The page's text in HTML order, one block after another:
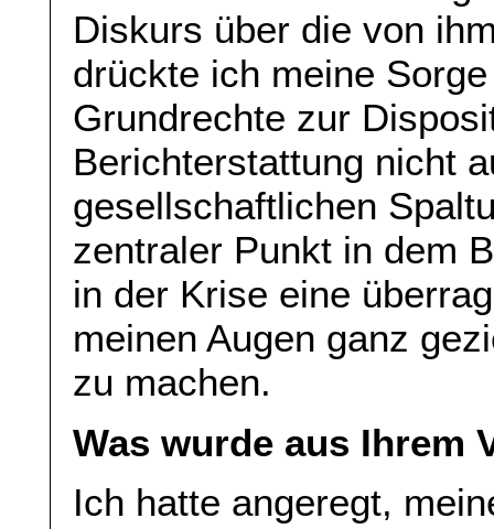
Diskurs über die von
drückte ich meine
Grundrechte zur
Berichterstattung nicht
gesellschaftlichen
zentraler Punkt in dem
in der Krise eine
meinen Augen ganz
zu machen.
Was wurde aus Ihrem
Ich hatte angeregt,